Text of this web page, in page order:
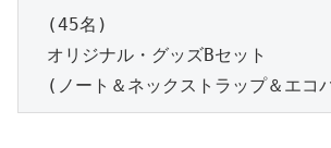
(45名)
オリジナル・グッズBセット
(ノート＆ネックストラップ＆エコ